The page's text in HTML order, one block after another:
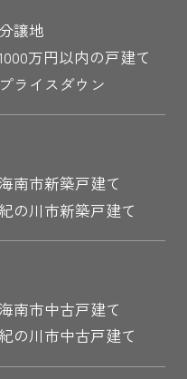
分譲地
万円以内の戸建て
プライスダウン
南市新築戸建て
紀の川市新築戸建て
南市中古戸建て
紀の川市中古戸建て